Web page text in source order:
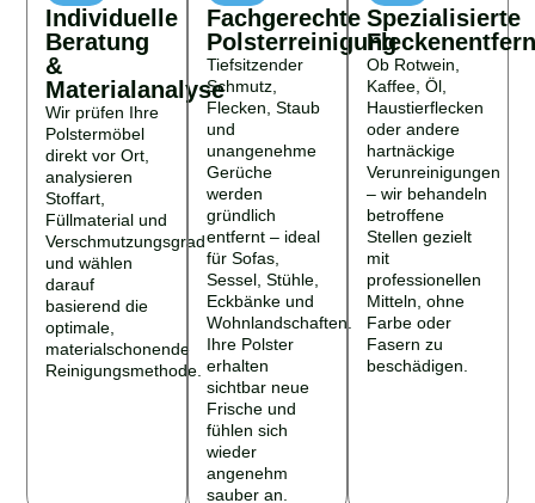
Individuelle
Beratung
&
Materialanalyse
Wir prüfen Ihre
Polstermöbel
direkt vor Ort,
analysieren
Stoffart,
Füllmaterial und
Verschmutzungsgrad
und wählen
darauf
basierend die
optimale,
materialschonende
Reinigungsmethode.
Fachgerechte
Polsterreinigung
Tiefsitzender
Schmutz,
Flecken, Staub
und
unangenehme
Gerüche
werden
gründlich
entfernt – ideal
für Sofas,
Sessel, Stühle,
Eckbänke und
Wohnlandschaften.
Ihre Polster
erhalten
sichtbar neue
Frische und
fühlen sich
wieder
angenehm
sauber an.
Spezialisierte
Ob Rotwein,
Kaffee, Öl,
Haustierflecken
oder andere
hartnäckige
Verunreinigungen
– wir behandeln
betroffene
Stellen gezielt
mit
professionellen
Mitteln, ohne
Farbe oder
Fasern zu
beschädigen.